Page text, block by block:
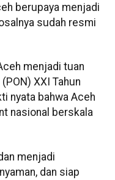
berupaya menjadi
sudah resmi
menjadi tuan
XXI Tahun
nyata bahwa Aceh
nasional berskala
menjadi
dan siap